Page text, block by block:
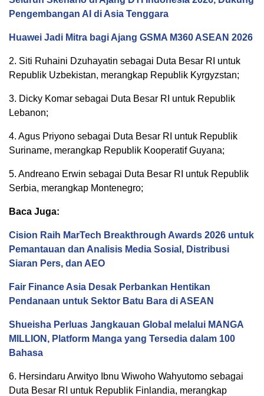
Pengembangan AI di Asia Tenggara
Huawei Jadi Mitra bagi Ajang GSMA M360 ASEAN 2026
2. Siti Ruhaini Dzuhayatin sebagai Duta Besar RI untuk
Republik Uzbekistan, merangkap Republik Kyrgyzstan;
3. Dicky Komar sebagai Duta Besar RI untuk Republik
Lebanon;
4. Agus Priyono sebagai Duta Besar RI untuk Republik
Suriname, merangkap Republik Kooperatif Guyana;
5. Andreano Erwin sebagai Duta Besar RI untuk Republik
Serbia, merangkap Montenegro;
Baca Juga:
Cision Raih MarTech Breakthrough Awards 2026 untuk
Pemantauan dan Analisis Media Sosial, Distribusi
Siaran Pers, dan AEO
Fair Finance Asia Desak Perbankan Hentikan
Pendanaan untuk Sektor Batu Bara di ASEAN
Shueisha Perluas Jangkauan Global melalui MANGA
MILLION, Platform Manga yang Tersedia dalam 100
Bahasa
6. Hersindaru Arwityo Ibnu Wiwoho Wahyutomo sebagai
Duta Besar RI untuk Republik Finlandia, merangkap